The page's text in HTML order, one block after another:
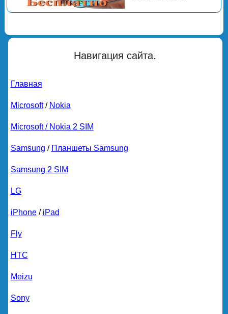
Навигация сайта.
Главная
Microsoft/ Nokia
Microsoft / Nokia 2 SIM
Samsung / Планшеты Samsung
Samsung 2 SIM
LG
iPhone/ iPad
Fly
HTC
Meizu
Sony